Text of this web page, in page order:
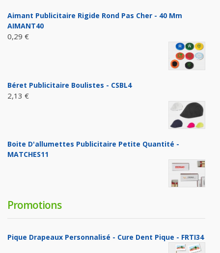
Aimant Publicitaire Rigide Rond Pas Cher - 40 Mm
AIMANT40
0,29 €
Béret Publicitaire Boulistes - CSBL4
2,13 €
Boite D'allumettes Publicitaire Petite Quantité -
MATCHES11
Promotions
Pique Drapeaux Personnalisé - Cure Dent Pique - FRTI34